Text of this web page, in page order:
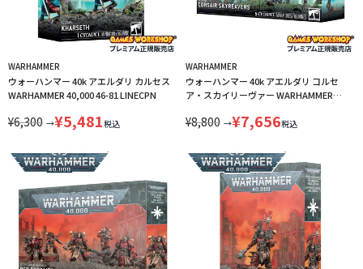
WARHAMMER
ウォーハンマー 40k アエルダリ カルセス
WARHAMMER 40,000 46-81 LINECPN
¥6,300 →¥5,481税込
WARHAMMER
ウォーハンマー 40k アエルダリ コルセ
ア・スカイリーヴァー WARHAMMER
80 LINECPN
¥8,800 →¥7,656税込